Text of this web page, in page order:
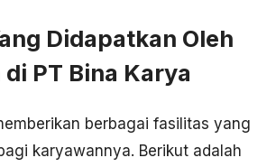
Didapatkan Oleh
PT Bina Karya
berbagai fasilitas yang
karyawannya. Berikut adalah